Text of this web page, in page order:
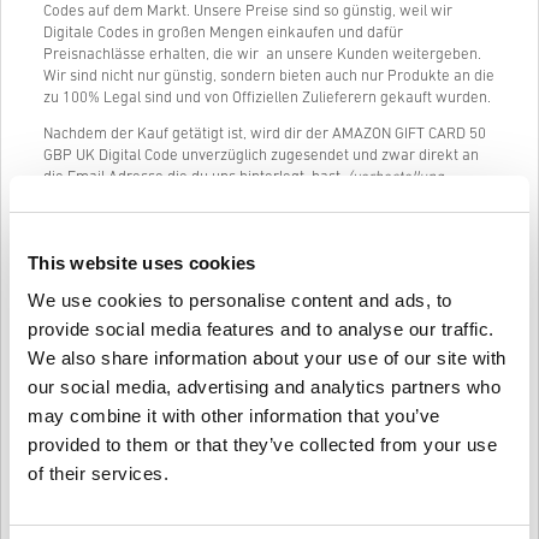
This website uses cookies
We use cookies to personalise content and ads, to
provide social media features and to analyse our traffic.
We also share information about your use of our site with
our social media, advertising and analytics partners who
may combine it with other information that you’ve
provided to them or that they’ve collected from your use
of their services.
Codes auf dem Markt. Unsere Preise sind so günstig, weil wir
Digitale Codes in großen Mengen einkaufen und dafür
Preisnachlässe erhalten, die wir an unsere Kunden weitergeben.
Wir sind nicht nur günstig, sondern bieten auch nur Produkte an die
zu 100% Legal sind und von Offiziellen Zulieferern gekauft wurden.
Nachdem der Kauf getätigt ist, wird dir der AMAZON GIFT CARD 50
GBP UK Digital Code unverzüglich zugesendet und zwar direkt an
die Email Adresse die du uns hinterlegt hast.
(vorbestellung
Unser Live-Chat (24h) und exzellenter Kundenservice ist jederzeit
50 GBP UK haben solltest.
Unser einfaches 3-Schritte Einkaufs-System enthält keine lästigen
Formulare oder Befragungen, es wird lediglich um eine Email
Adresse und eine gültige Zahlungsmethode gebeten. Somit wird
der Kauf von AMAZON GIFT CARD 50 GBP UK auf livecards.net
schnell und einfach erledigt sein.